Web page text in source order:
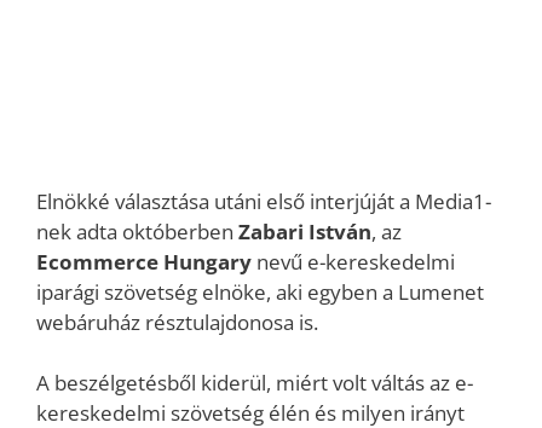
Elnökké választása utáni első interjúját a Media1-
nek adta októberben Zabari István, az
Ecommerce Hungary nevű e-kereskedelmi
iparági szövetség elnöke, aki egyben a Lumenet
webáruház résztulajdonosa is.
A beszélgetésből kiderül, miért volt váltás az e-
kereskedelmi szövetség élén és milyen irányt